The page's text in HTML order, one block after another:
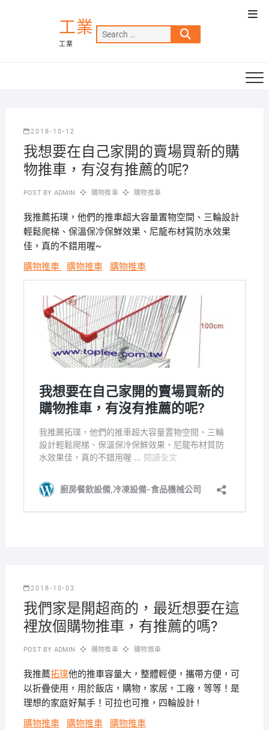
工業
工業
Search
…
2018-10-12
我想要在自己家開的賣場買新的購
物推車，有沒有推薦的呢?
POST BY ADMIN 購物推車 購物推車
我推薦拓璞，他們的推車超大容量置物空間、三輪設計
輕鬆爬梯、保溫保冷保鮮效果、尼龍布材質防水效果
佳，真的不錯用喔~
購物推車
購物推車 購物推車
2018-10-03
我們家是開超商的，最近想要在這
裡放個購物推車，有推薦的嗎?
POST BY ADMIN 購物推車 購物推車
我推薦拓璞他的推車容量大，整體輕便，攜帶方便，可
以折疊使用，用於飯店，購物，家居，工廠，等等！是
理想的家庭好幫手！可拉也可推，四輪設計 !
購物推車
購物推車 購物推車